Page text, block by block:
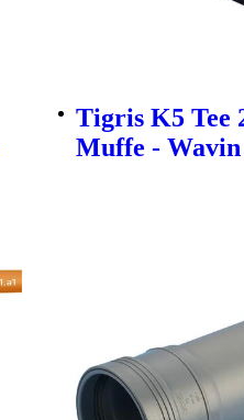
Tigris K5 Tee
Muffe - Wavin